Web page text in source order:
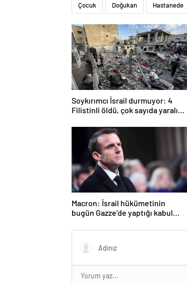
Çocuk Doğukan Hastanede
Soykırımcı İsrail durmuyor: 4
Filistinli öldü, çok sayıda yaralı
Macron: İsrail hükümetinin
bugün Gazze’de yaptığı kabul